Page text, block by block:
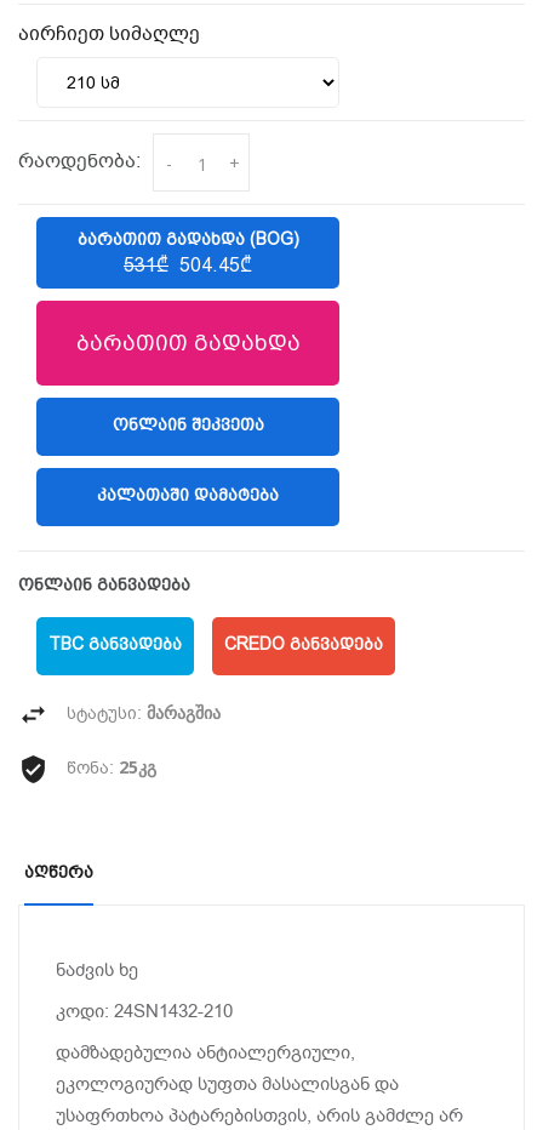
აირჩიეთ სიმაღლე
რაოდენობა: - +
ᲑᲐᲠᲐᲗᲘᲗ ᲒᲐᲓᲐᲮᲓᲐ (BOG)
531₾ 504.45₾
ბარათით გადახდა
(LIBERTY)
ᲝᲜᲚᲐᲘᲜ ᲨᲔᲙᲕᲔᲗᲐ
ᲙᲐᲚᲐᲗᲐᲨᲘ ᲓᲐᲛᲐᲢᲔᲑᲐ
ონლაინ განვადება
TBC ᲒᲐᲜᲕᲐᲓᲔᲑᲐ CREDO ᲒᲐᲜᲕᲐᲓᲔᲑᲐ
სტატუსი: მარაგშია
წონა: 25კგ
Აღწერა
ნაძვის ხე
კოდი: 24SN1432-210
დამზადებულია ანტიალერგიული,
ეკოლოგიურად სუფთა მასალისგან და
უსაფრთხოა პატარებისთვის, არის გამძლე არ